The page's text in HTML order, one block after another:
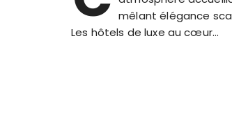
mêlant élégance
Les hôtels de luxe au cœur…